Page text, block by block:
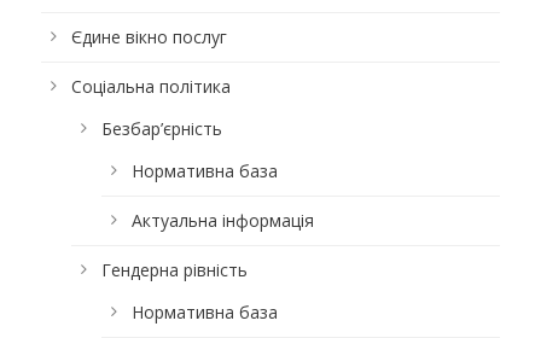
Єдине вікно послуг
Соціальна політика
Безбар’єрність
Нормативна база
Актуальна інформація
Гендерна рівність
Нормативна база